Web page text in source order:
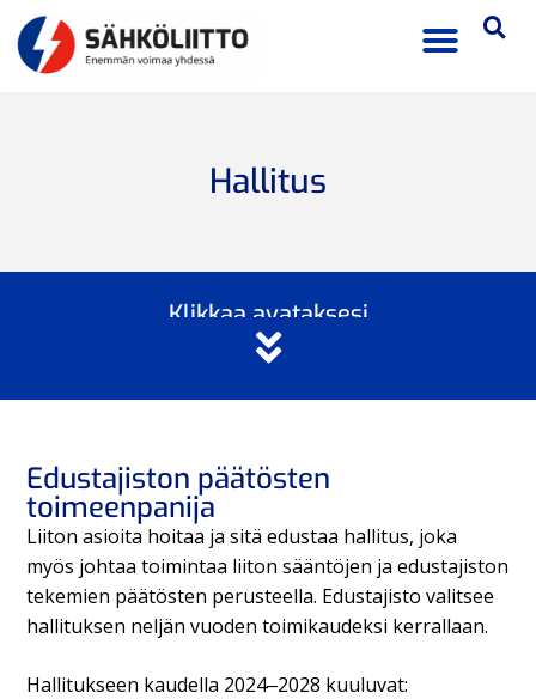
Hallitus
Klikkaa avataksesi
Edustajiston päätösten
toimeenpanija
Liiton asioita hoitaa ja sitä edustaa hallitus, joka
myös johtaa toimintaa liiton sääntöjen ja edustajiston
tekemien päätösten perusteella. Edustajisto valitsee
hallituksen neljän vuoden toimikaudeksi kerrallaan.
Hallitukseen kaudella 2024‒2028 kuuluvat: